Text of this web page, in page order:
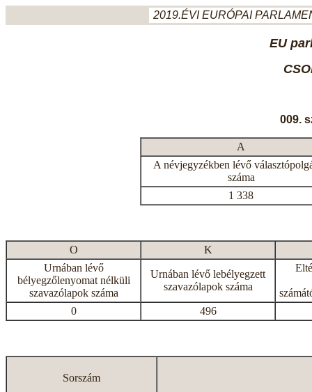
2019.ÉVI EURÓPAI
EU
009.
A
A névjegyzékben lévő
száma
1 338
O
K
Urnában lévő
bélyegzőlenyomat nélküli
szavazólapok száma
Urnában lévő lebélyegzett
szavazólapok száma
0
496
Sorszám